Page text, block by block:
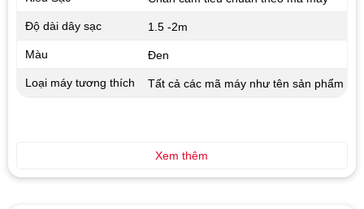
Độ dài dây sạc 1.5 -2m
Màu Đen
Loại máy tương thích Tất cả các mã máy như tên sản phẩm
Xem thêm